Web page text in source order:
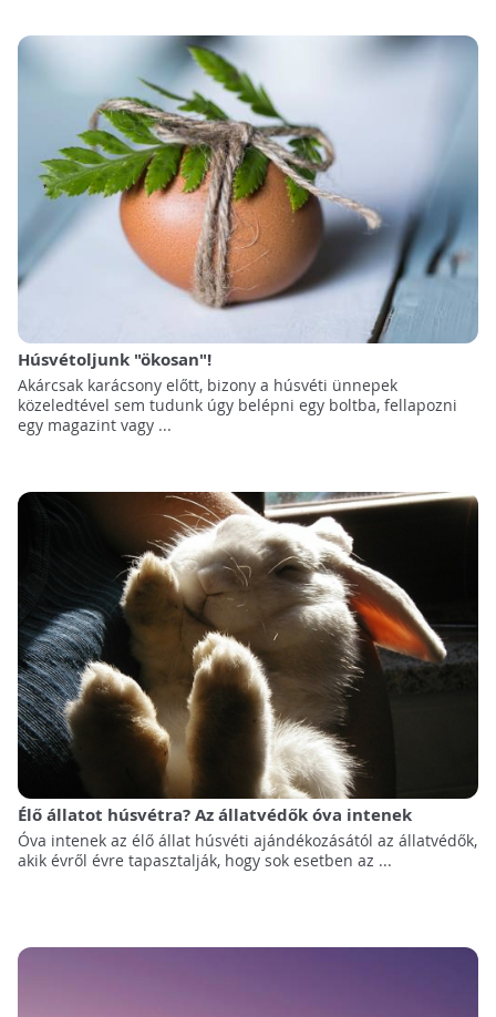
Húsvétoljunk "ökosan"!
Akárcsak karácsony előtt, bizony a húsvéti ünnepek
közeledtével sem tudunk úgy belépni egy boltba, fellapozni
egy magazint vagy ...
Élő állatot húsvétra? Az állatvédők óva intenek
Óva intenek az élő állat húsvéti ajándékozásától az állatvédők,
akik évről évre tapasztalják, hogy sok esetben az ...